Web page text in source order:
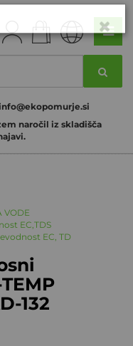
naročil iz skladišča
VODE
EC,TDS
EC, TD
132